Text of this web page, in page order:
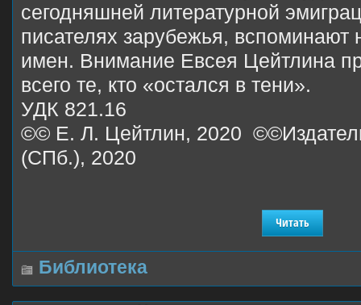
сегодняшней литературной
писателях зарубежья, вспоминают
имен. Внимание Евсея Цейтлина
всего те, кто «остался в тени».
УДК 821.16
©© Е. Л. Цейтлин, 2020
(СПб.), 2020
Читать
Библиотека